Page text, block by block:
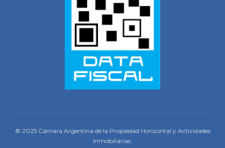
© 2025 Cámara Argentina de la Propiedad Horizontal y Actividades
Inmobiliarias.